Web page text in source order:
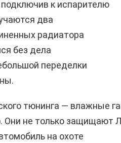
к испарителю
два
радиатора
без дела
переделки
тюнинга — влажные
Они не только защищают
на охоте